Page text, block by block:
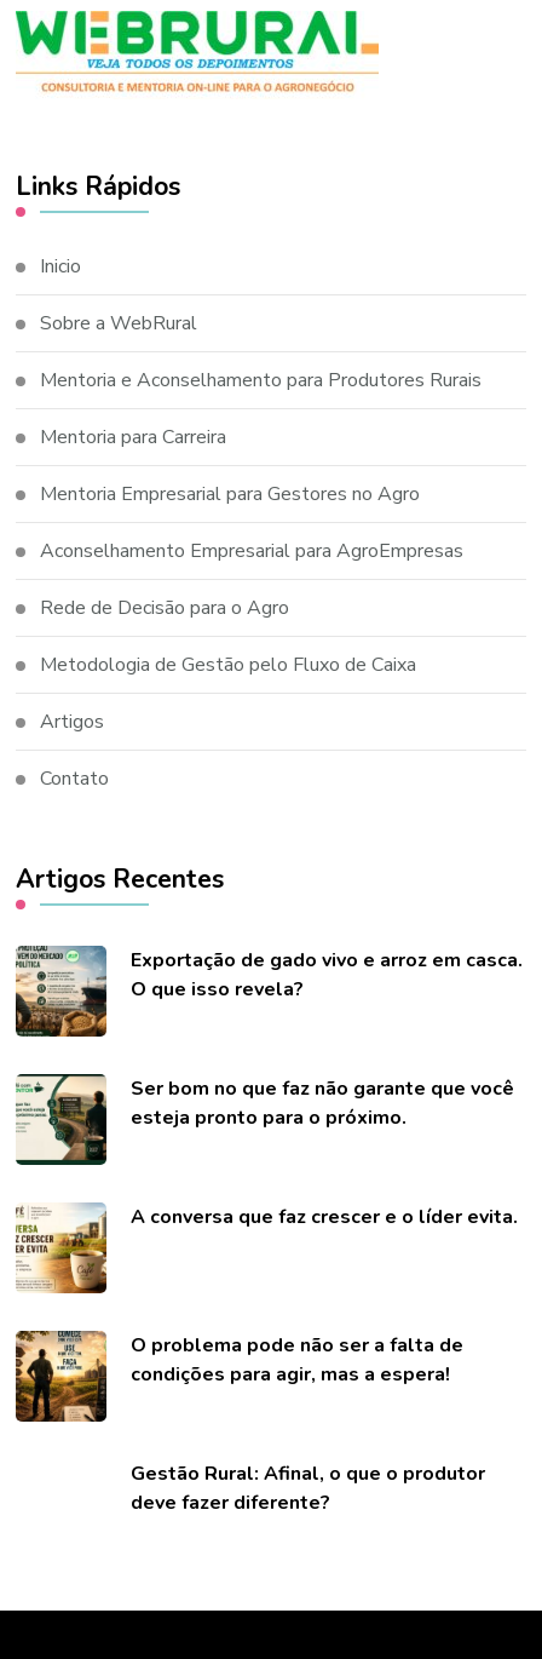
Links Rápidos
Inicio
Sobre a WebRural
Mentoria e Aconselhamento para Produtores Rurais
Mentoria para Carreira
Mentoria Empresarial para Gestores no Agro
Aconselhamento Empresarial para AgroEmpresas
Rede de Decisão para o Agro
Metodologia de Gestão pelo Fluxo de Caixa
Artigos
Contato
Artigos Recentes
Exportação de gado vivo e arroz em casca.
O que isso revela?
Ser bom no que faz não garante que você
esteja pronto para o próximo.
A conversa que faz crescer e o líder evita.
O problema pode não ser a falta de
condições para agir, mas a espera!
Gestão Rural: Afinal, o que o produtor
deve fazer diferente?